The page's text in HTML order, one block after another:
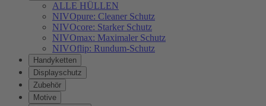
ALLE HÜLLEN
NIVOpure: Cleaner Schutz
NIVOcore: Starker Schutz
NIVOmax: Maximaler Schutz
NIVOflip: Rundum-Schutz
Handyketten
Displayschutz
Zubehör
Motive